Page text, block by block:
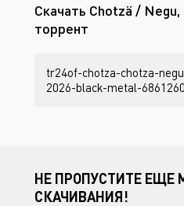
Скачать Chotzä /
торрент
tr24of-chotza-chotza-
2026-black-metal-
НЕ ПРОПУСТИТЕ ЕЩЕ
СКАЧИВАНИЯ!